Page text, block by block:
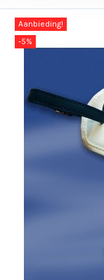
Aanbieding!
-5%